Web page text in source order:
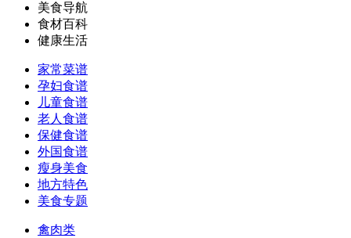
美食导航
食材百科
健康生活
家常菜谱
孕妇食谱
儿童食谱
老人食谱
保健食谱
外国食谱
瘦身美食
地方特色
美食专题
禽肉类